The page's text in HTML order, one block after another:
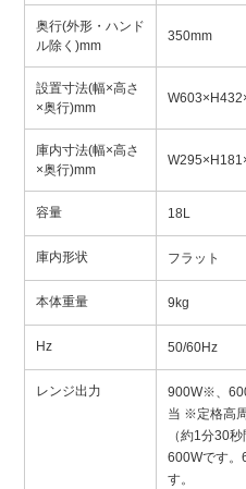
奥行(外形・ハンド
ル除く)mm
350mm
設置寸法(幅×高さ
×奥行)mm
庫内寸法(幅×高さ
×奥行)mm
容量 18L
庫内形状 フラット
本体重量 9kg
Hz 50/60Hz
レンジ出力
900W※、
当 ※定格高
（約1分30
600Wです。
す。